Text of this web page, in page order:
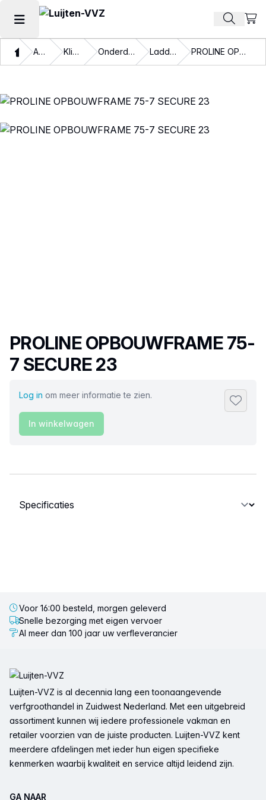
Hoofdmenu openen Zoek
ThuisAssortiment Klimmaterialen Onderdelen klimmaterialen Ladder onderdelen PROLINE OPBOUWFRAME 75-7 SECURE 23
Productnaam
PROLINE OPBOUWFRAME 75-
7 SECURE 23
Log in om meer informatie te zien.
In winkelwagen
Selecteer een tabblad
Voor 16:00 besteld, morgen geleverd
Snelle bezorging met eigen vervoer
Al meer dan 100 jaar uw verfleverancier
Luijten-VVZ is al decennia lang een toonaangevende
verfgroothandel in Zuidwest Nederland. Met een uitgebreid
assortiment kunnen wij iedere professionele vakman en
retailer voorzien van de juiste producten. Luijten-VVZ kent
meerdere afdelingen met ieder hun eigen specifieke
kenmerken waarbij kwaliteit en service altijd leidend zijn.
GA NAAR